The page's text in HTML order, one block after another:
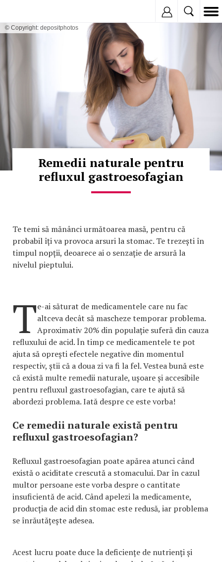
© Copyright: depositphotos
Remedii naturale pentru
refluxul gastroesofagian
Te temi să mănânci următoarea masă, pentru că
probabil îți va provoca arsuri la stomac. Te trezești în
timpul nopții, deoarece ai o senzație de arsură la
nivelul pieptului.
Te-ai săturat de medicamentele care nu fac
altceva decât să mascheze temporar problema.
Aproximativ 20% din populație suferă din cauza
refluxului de acid. În timp ce medicamentele te pot
ajuta să oprești efectele negative din momentul
respectiv, știi că a doua zi va fi la fel. Vestea bună este
că există multe remedii naturale, ușoare și accesibile
pentru refluxul gastroesofagian, care te ajută să
abordezi problema. Iată despre ce este vorba!
Ce remedii naturale există pentru
refluxul gastroesofagian?
Refluxul gastroesofagian poate apărea atunci când
există o aciditate crescută a stomacului. Dar în cazul
multor persoane este vorba despre o cantitate
insuficientă de acid. Când apelezi la medicamente,
producția de acid din stomac este redusă, iar problema
se înrăutățește adesea.
Acest lucru poate duce la deficiențe de nutrienți și